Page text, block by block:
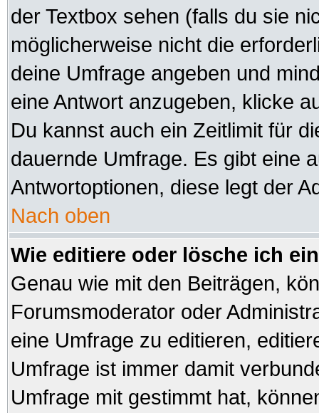
der Textbox sehen (falls du sie
möglicherweise nicht die
deine Umfrage angeben und
eine Antwort anzugeben, klicke
Du kannst auch ein Zeitlimit für
dauernde Umfrage. Es gibt eine
Antwortoptionen, diese legt der
Nach oben
Wie editiere oder lösche ich
Genau wie mit den Beiträgen,
Forumsmoderator oder
eine Umfrage zu editieren,
Umfrage ist immer damit
Umfrage mit gestimmt hat,